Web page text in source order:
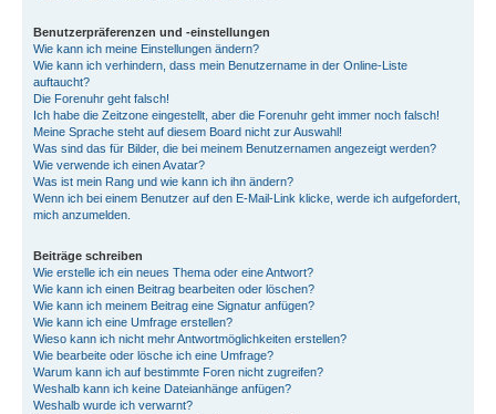
Benutzerpräferenzen und -einstellungen
Wie kann ich meine Einstellungen ändern?
Wie kann ich verhindern, dass mein Benutzername in der Online-Liste
auftaucht?
Die Forenuhr geht falsch!
Ich habe die Zeitzone eingestellt, aber die Forenuhr geht immer noch falsch!
Meine Sprache steht auf diesem Board nicht zur Auswahl!
Was sind das für Bilder, die bei meinem Benutzernamen angezeigt werden?
Wie verwende ich einen Avatar?
Was ist mein Rang und wie kann ich ihn ändern?
Wenn ich bei einem Benutzer auf den E-Mail-Link klicke, werde ich aufgefordert,
mich anzumelden.
Beiträge schreiben
Wie erstelle ich ein neues Thema oder eine Antwort?
Wie kann ich einen Beitrag bearbeiten oder löschen?
Wie kann ich meinem Beitrag eine Signatur anfügen?
Wie kann ich eine Umfrage erstellen?
Wieso kann ich nicht mehr Antwortmöglichkeiten erstellen?
Wie bearbeite oder lösche ich eine Umfrage?
Warum kann ich auf bestimmte Foren nicht zugreifen?
Weshalb kann ich keine Dateianhänge anfügen?
Weshalb wurde ich verwarnt?